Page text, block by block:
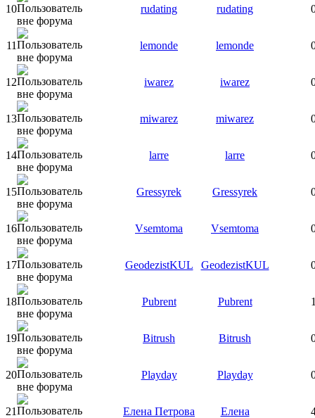
10 rudating rudating
11 lemonde lemonde
12 iwarez iwarez
13 miwarez miwarez
14 larre larre
15 Gressyrek Gressyrek
16 Vsemtoma Vsemtoma
17 GeodezistKUL GeodezistKUL
18 Pubrent Pubrent
19 Bitrush Bitrush
20 Playday Playday
21 Елена Петрова Елена